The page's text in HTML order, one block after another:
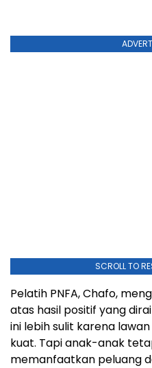
SCROLL TO
Pelatih PNFA, Chafo,
atas hasil positif yang
ini lebih sulit karena
kuat. Tapi anak-anak
memanfaatkan peluang